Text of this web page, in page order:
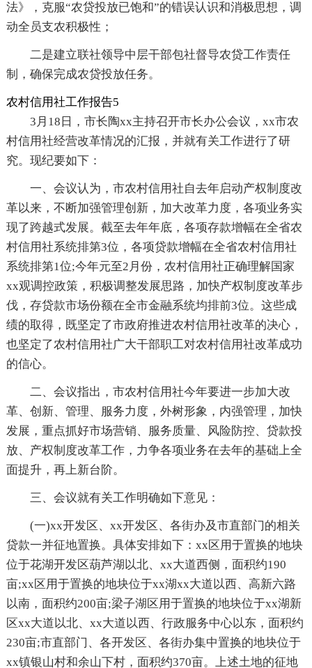
法》，克服“农贷投放已饱和”的错误认识和消极思想，调
动全员支农积极性；
二是建立联社领导中层干部包社督导农贷工作责任
制，确保完成农贷投放任务。
农村信用社工作报告5
3月18日，市长陶xx主持召开市长办公会议，xx市农
村信用社经营改革情况的汇报，并就有关工作进行了研
究。现纪要如下：
一、会议认为，市农村信用社自去年启动产权制度改
革以来，不断加强管理创新，加大改革力度，各项业务实
现了跨越式发展。截至去年年底，各项存款增幅在全省农
村信用社系统排第3位，各项贷款增幅在全省农村信用社
系统排第1位;今年元至2月份，农村信用社正确理解国家
xx观调控政策，积极调整发展思路，加快产权制度改革步
伐，存贷款市场份额在全市金融系统均排前3位。这些成
绩的取得，既坚定了市政府推进农村信用社改革的决心，
也坚定了农村信用社广大干部职工对农村信用社改革成功
的信心。
二、会议指出，市农村信用社今年要进一步加大改
革、创新、管理、服务力度，外树形象，内强管理，加快
发展，重点抓好市场营销、服务质量、风险防控、贷款投
放、产权制度改革工作，力争各项业务在去年的基础上全
面提升，再上新台阶。
三、会议就有关工作明确如下意见：
(一)xx开发区、xx开发区、各街办及市直部门的相关
贷款一并征地置换。具体安排如下：xx区用于置换的地块
位于花湖开发区葫芦湖以北、xx大道西侧，面积约190
亩;xx区用于置换的地块位于xx湖xx大道以西、高新六路
以南，面积约200亩;梁子湖区用于置换的地块位于xx湖新
区xx大道以北、xx大道以西、行政服务中心以东，面积约
230亩;市直部门、各开发区、各街办集中置换的地块位于
xx镇银山村和余山下村，面积约370亩。上述土地的征地